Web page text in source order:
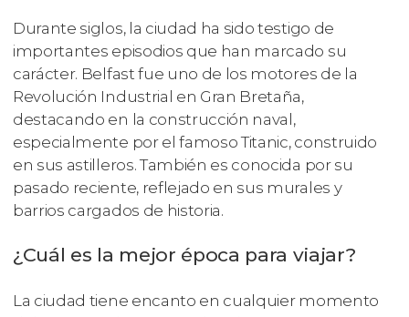
Durante siglos, la ciudad ha sido testigo de
importantes episodios que han marcado su
carácter. Belfast fue uno de los motores de la
Revolución Industrial en Gran Bretaña,
destacando en la construcción naval,
especialmente por el famoso Titanic, construido
en sus astilleros. También es conocida por su
pasado reciente, reflejado en sus murales y
barrios cargados de historia.
¿Cuál es la mejor época para viajar?
La ciudad tiene encanto en cualquier momento